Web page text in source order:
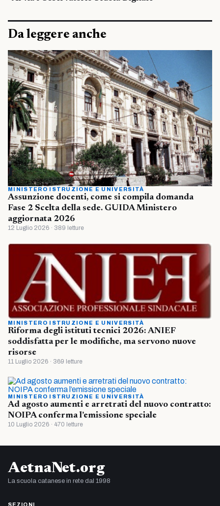
Da leggere anche
MINISTERO ISTRUZIONE E UNIVERSITÀ
Assunzione docenti, come si compila domanda
Fase 2 Scelta della sede. GUIDA Ministero
aggiornata 2026
12 Luglio 2026 · 389 letture
MINISTERO ISTRUZIONE E UNIVERSITÀ
Riforma degli istituti tecnici 2026: ANIEF
soddisfatta per le modifiche, ma servono nuove
risorse
11 Luglio 2026 · 369 letture
MINISTERO ISTRUZIONE E UNIVERSITÀ
Ad agosto aumenti e arretrati del nuovo contratto:
NOIPA conferma l’emissione speciale
10 Luglio 2026 · 470 letture
AetnaNet.org
La scuola catanese in rete dal 1998
SEZIONI